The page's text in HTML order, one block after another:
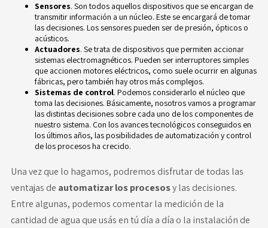
Sensores. Son todos aquellos dispositivos que se encargan de
transmitir información a un núcleo. Este se encargará de tomar
las decisiones. Los sensores pueden ser de presión, ópticos o
acústicos.
Actuadores. Se trata de dispositivos que permiten accionar
sistemas electromagnéticos. Pueden ser interruptores simples
que accionen motores eléctricos, como suele ocurrir en algunas
fábricas, pero también hay otros más complejos.
Sistemas de control. Podemos considerarlo el núcleo que
toma las decisiones. Básicamente, nosotros vamos a programar
las distintas decisiones sobre cada uno de los componentes de
nuestro sistema. Con los avances tecnológicos conseguidos en
los últimos años, las posibilidades de automatización y control
de los procesos ha crecido.
Una vez que lo hagamos, podremos disfrutar de todas las
ventajas de automatizar los procesosy las decisiones.
Entre algunas, podemos comentar la medición de la
cantidad de agua que usás en tú día a día o la instalación de